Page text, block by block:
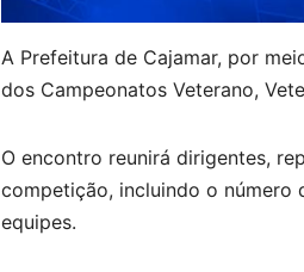
A Prefeitura de Cajamar, por
dos Campeonatos Veterano,
O encontro reunirá dirigentes,
competição, incluindo o
equipes.